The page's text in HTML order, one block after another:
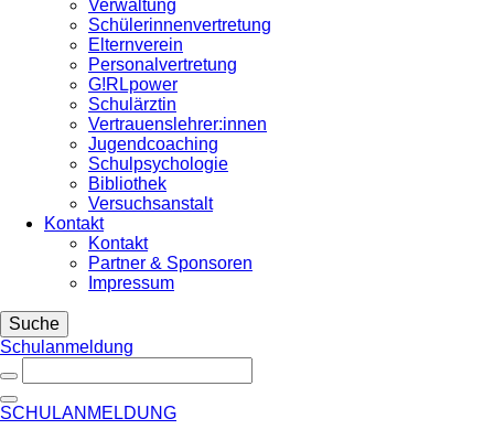
Verwaltung
Schülerinnenvertretung
Elternverein
Personalvertretung
G!RLpower
Schulärztin
Vertrauenslehrer:innen
Jugendcoaching
Schulpsychologie
Bibliothek
Versuchsanstalt
Kontakt
Kontakt
Partner & Sponsoren
Impressum
Suche
Schulanmeldung
SCHULANMELDUNG